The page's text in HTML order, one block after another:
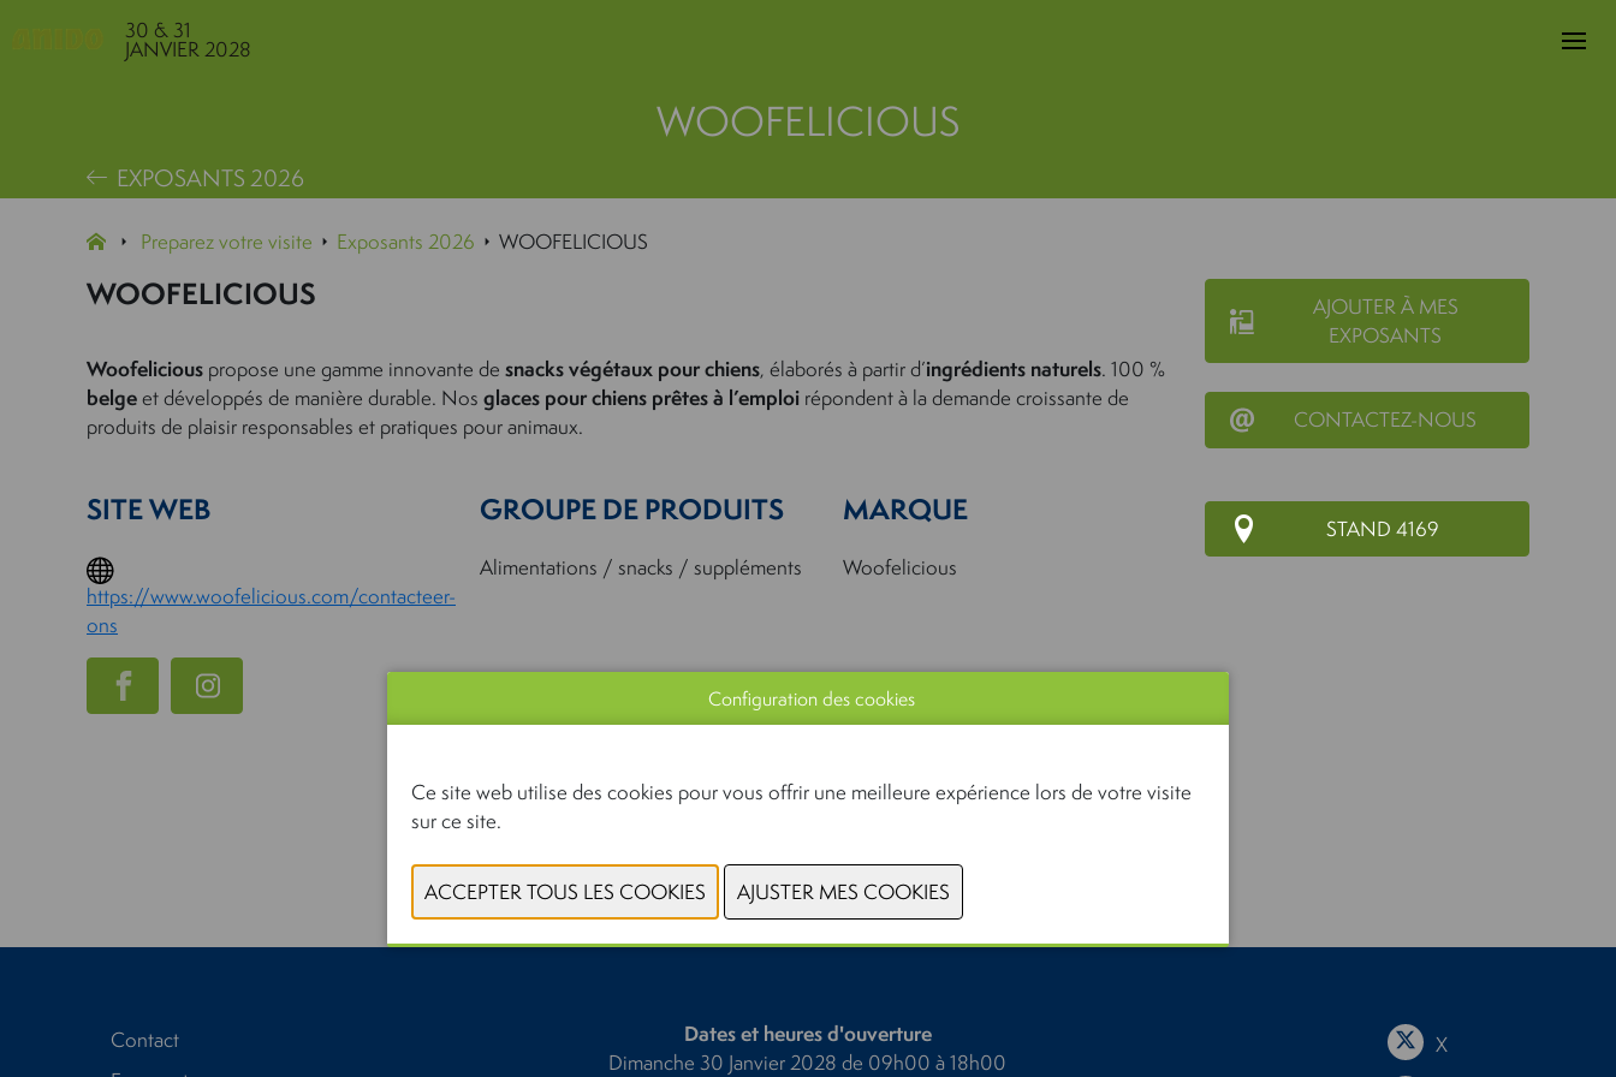
30 & 31
JANVIER 2028
WOOFELICIOUS
EXPOSANTS 2026
Preparez votre visite Exposants 2026 WOOFELICIOUS
WOOFELICIOUS
AJOUTER À MES
EXPOSANTS
CONTACTEZ-NOUS
STAND 4169
Woofelicious propose une gamme innovante de snacks végétaux pour chiens, élaborés à partir d’ingrédients naturels. 100 %
belgeet développés de manière durable. Nos glaces pour chiens prêtes à l’emploi répondent à la demande croissante de
produits de plaisir responsables et pratiques pour animaux.
SITE WEB
https://www.woofelicious.com/contacteer-
ons
GROUPE DE PRODUITS
Alimentations / snacks / suppléments
MARQUE
Woofelicious
Contact
Dates et heures d'ouverture
Dimanche 30 Janvier 2028 de 09h00 à 18h00
X
Configuration des cookies
Ce site web utilise des cookies pour vous offrir une meilleure expérience lors de votre visite
sur ce site.